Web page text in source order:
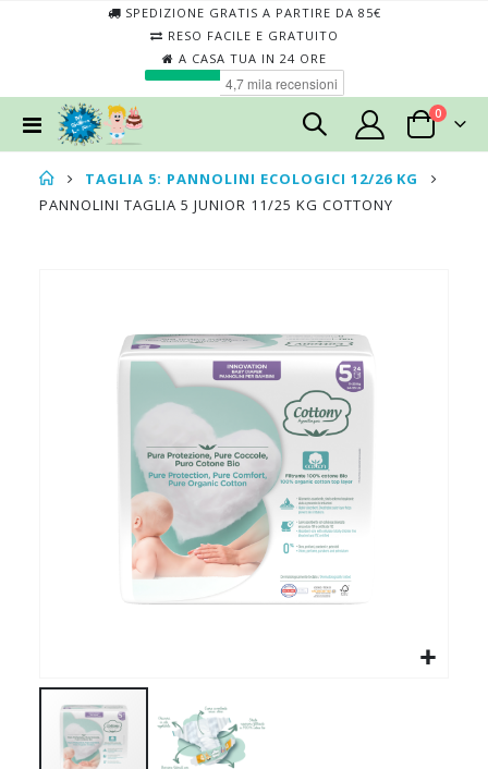
SPEDIZIONE GRATIS A PARTIRE DA 85€
RESO FACILE E GRATUITO
A CASA TUA IN 24 ORE
Toggle
Nav
Cart
0elementi
TAGLIA 5: PANNOLINI ECOLOGICI 12/26 KG
PANNOLINI TAGLIA 5 JUNIOR 11/25 KG COTTONY